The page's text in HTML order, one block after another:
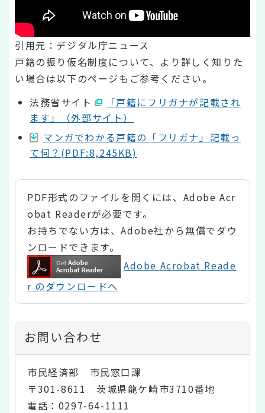
引用元：デジタル庁ニュース
戸籍の振り仮名制度について、より詳しく知りた
い場合は以下のページもご参考ください。
法務省サイト
「戸籍にフリガナが記載され
ます」（外部サイト）
マンガでわかる戸籍の「フリガナ」記載っ
て何？(PDF:8,245KB)
PDF形式のファイルを開くには、Adobe Acr
obat Readerが必要です。
お持ちでない方は、Adobe社から無償でダウ
ンロードできます。
Adobe Acrobat Reade
r のダウンロードへ
お問い合わせ
市民経済部 市民窓口課
〒301-8611 茨城県龍ケ崎市3710番地
電話：0297-64-1111